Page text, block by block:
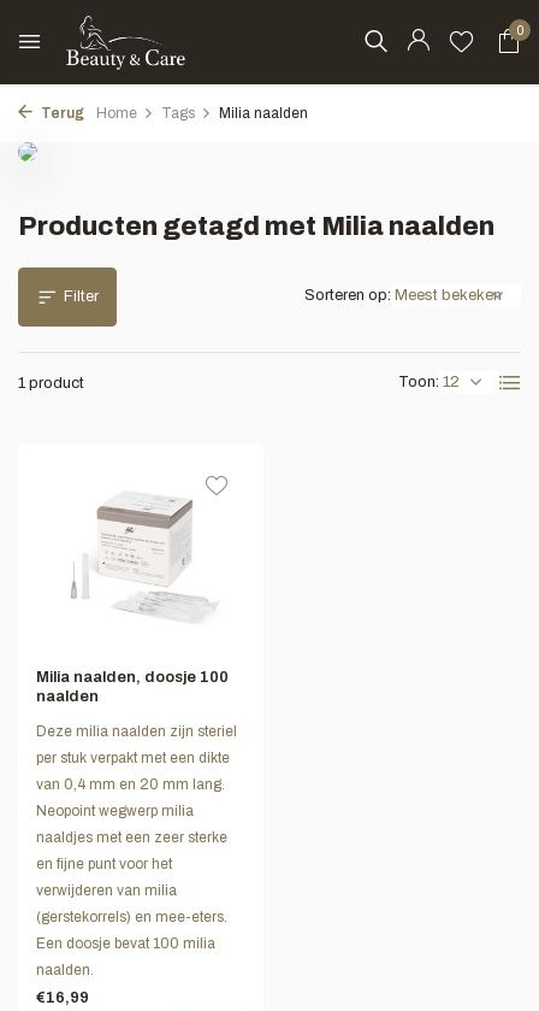
0
Terug Home Tags Milia naalden
Producten getagd met Milia naalden
Filter
1 product Toon:
Sorteren op:
Milia naalden, doosje 100
naalden
Deze milia naalden zijn steriel
per stuk verpakt met een dikte
van 0,4 mm en 20 mm lang.
Neopoint wegwerp milia
naaldjes met een zeer sterke
en fijne punt voor het
verwijderen van milia
(gerstekorrels) en mee-eters.
Een doosje bevat 100 milia
naalden.
€16,99